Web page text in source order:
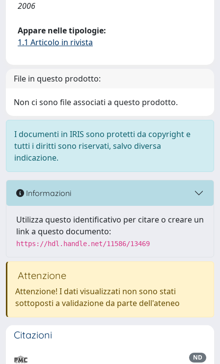
2006
Appare nelle tipologie:
1.1 Articolo in rivista
File in questo prodotto:
Non ci sono file associati a questo prodotto.
I documenti in IRIS sono protetti da copyright e
tutti i diritti sono riservati, salvo diversa
indicazione.
Informazioni
Utilizza questo identificativo per citare o creare un
link a questo documento:
https://hdl.handle.net/11586/13469
Attenzione
Attenzione! I dati visualizzati non sono stati
sottoposti a validazione da parte dell'ateneo
Citazioni
ND